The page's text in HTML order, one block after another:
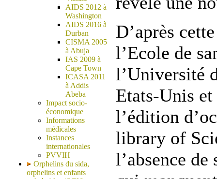
AIDS 2012 à
Washington
AIDS 2016 à
Durban
CISMA 2005
à Abuja
IAS 2009 à
Cape Town
ICASA 2011
à Addis
Abeba
Impact socio-
économique
Informations
médicales
Instances
internationales
PVVIH
Orphelins du sida,
orphelins et enfants
D’après
l’Ecole de
l’Université
Etats-Unis
l’édition
library of
l’absence